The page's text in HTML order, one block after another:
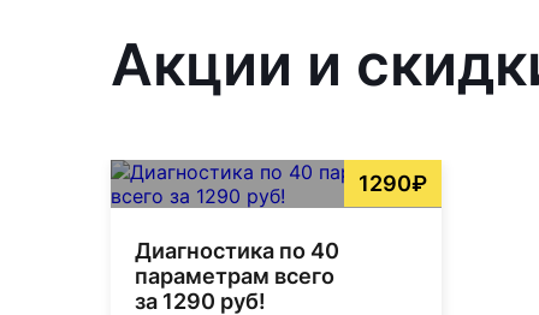
Акции и
1290₽
Диагностика по 40
параметрам всего
за 1290 руб!